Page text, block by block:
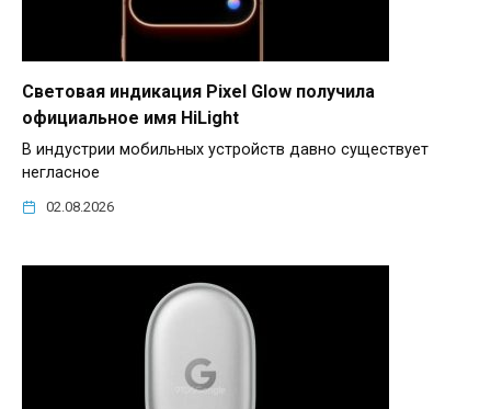
Световая индикация Pixel Glow получила
официальное имя HiLight
В индустрии мобильных устройств давно существует
негласное
02.08.2026